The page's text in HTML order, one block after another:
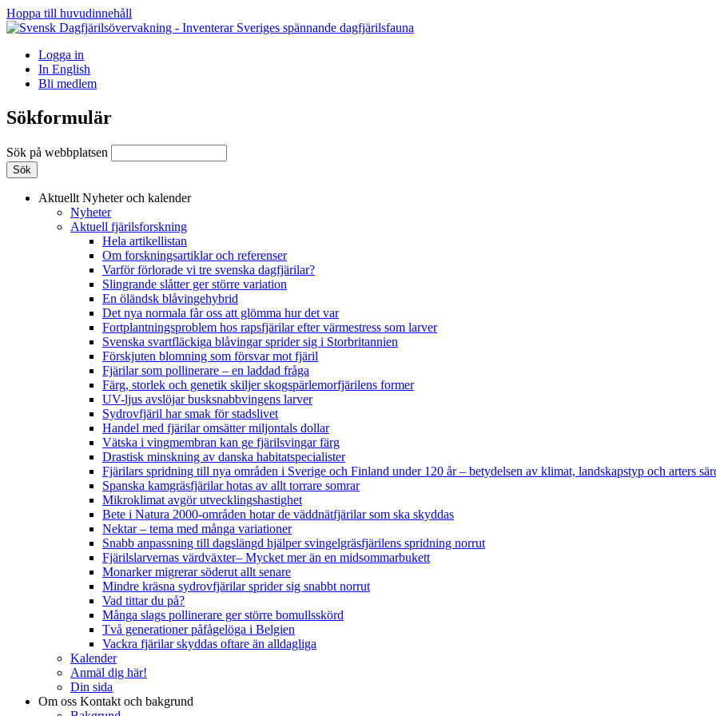
Hoppa till huvudinnehåll
Logga in
In English
Bli medlem
Sökformulär
Sök på webbplatsen
Aktuellt Nyheter och kalender
Nyheter
Aktuell fjärilsforskning
Hela artikellistan
Om forskningsartiklar och referenser
Varför förlorade vi tre svenska dagfjärilar?
Slingrande slåtter ger större variation
En öländsk blåvingehybrid
Det nya normala får oss att glömma hur det var
Fortplantningsproblem hos rapsfjärilar efter värmestress som larver
Svenska svartfläckiga blåvingar sprider sig i Storbritannien
Förskjuten blomning som försvar mot fjäril
Fjärilar som pollinerare – en laddad fråga
Färg, storlek och genetik skiljer skogspärlemorfjärilens former
UV-ljus avslöjar busksnabbvingens larver
Sydrovfjäril har smak för stadslivet
Handel med fjärilar omsätter miljontals dollar
Vätska i vingmembran kan ge fjärilsvingar färg
Drastisk minskning av danska habitatspecialister
Fjärilars spridning till nya områden i Sverige och Finland under 120 år– betydelsen av klimat, landskapstyp och arters
Spanska kamgräsfjärilar hotas av allt torrare somrar
Mikroklimat avgör utvecklingshastighet
Bete i Natura 2000-områden hotar de väddnätfjärilar som ska skyddas
Nektar – tema med många variationer
Snabb anpassning till dagslängd hjälper svingelgräsfjärilens spridning norrut
Fjärilslarvernas värdväxter– Mycket mer än en midsommarbukett
Monarker migrerar söderut allt senare
Mindre kräsna sydrovfjärilar sprider sig snabbt norrut
Vad tittar du på?
Många slags pollinerare ger större bomullsskörd
Två generationer påfågelöga i Belgien
Vackra fjärilar skyddas oftare än alldagliga
Kalender
Anmäl dig här!
Din sida
Om oss Kontakt och bakgrund